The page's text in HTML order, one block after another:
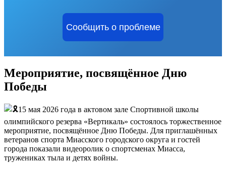
Сообщить о проблеме
Мероприятие, посвящённое Дню
Победы
15 мая 2026 года в актовом зале Спортивной школы
олимпийского резерва «Вертикаль» состоялось торжественное
мероприятие, посвящённое Дню Победы. Для приглашённых
ветеранов спорта Миасского городского округа и гостей
города показали видеоролик о спортсменах Миасса,
тружениках тыла и детях войны.